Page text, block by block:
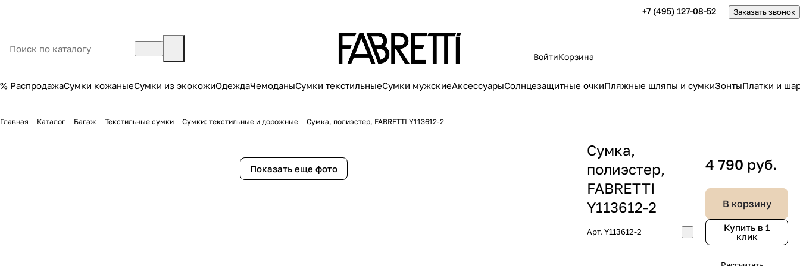
+7 (495) 127-08-52 Заказать звонок
ВойтиКорзина
% РаспродажаСумки кожаныеСумки из экокожиОдеждаЧемоданыСумки текстильныеСумки мужскиеАксессуарыСолнцезащитные очкиПляжные шляпы и сумкиЗонтыПлатки и
Главная Каталог Багаж Текстильные сумки Сумки: текстильные и дорожные Сумка, полиэстер, FABRETTI Y113612-2
Показать еще фото
Сумка,
полиэстер,
FABRETTI
Y113612-2
Арт. Y113612-2
4 790 руб.
В корзину
Купить в 1
клик